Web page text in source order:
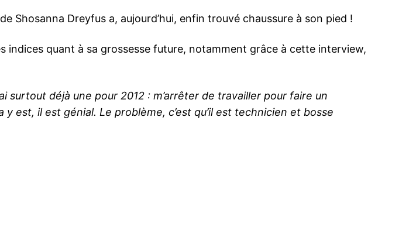
Shosanna Dreyfus a, aujourd’hui, enfin trouvé chaussure à son pied !
indices quant à sa grossesse future, notamment grâce à cette interview,
surtout déjà une pour 2012 : m’arrêter de travailler pour faire un
y est, il est génial. Le problème, c’est qu’il est technicien et bosse